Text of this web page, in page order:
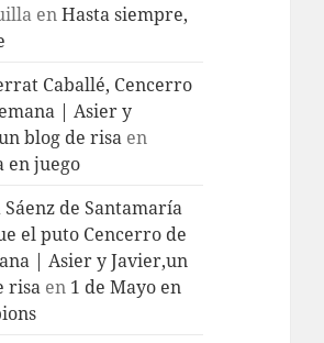
enHasta siempre,
Caballé, Cencerro
| Asier y
blog de risa en
en juego
Sáenz de Santamaría
el puto Cencerro de
| Asier y Javier,un
risa en 1 de Mayo en